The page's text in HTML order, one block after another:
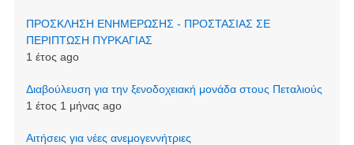
ΠΡΟΣΚΛΗΣΗ ΕΝΗΜΕΡΩΣΗΣ - ΠΡΟΣΤΑΣΙΑΣ ΣΕ
ΠΕΡΙΠΤΩΣΗ ΠΥΡΚΑΓΙΑΣ
1 έτος ago
Διαβούλευση για την ξενοδοχειακή μονάδα στους Πεταλιούς
1 έτος 1 μήνας ago
Αιτήσεις για νέες ανεμογεννήτριες